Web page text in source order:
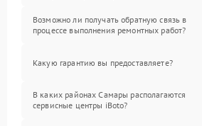
Возможно ли получать обратную связь в
процессе выполнения ремонтных работ?
Какую гарантию вы предоставляете?
В каких районах Самары располагаются
сервисные центры iBoto?